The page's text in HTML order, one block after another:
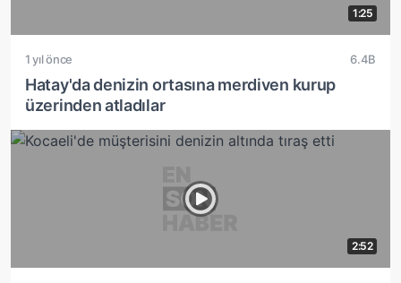
1:25
1 yıl önce 6.4B
Hatay'da denizin ortasına merdiven kurup
üzerinden atladılar
2:52